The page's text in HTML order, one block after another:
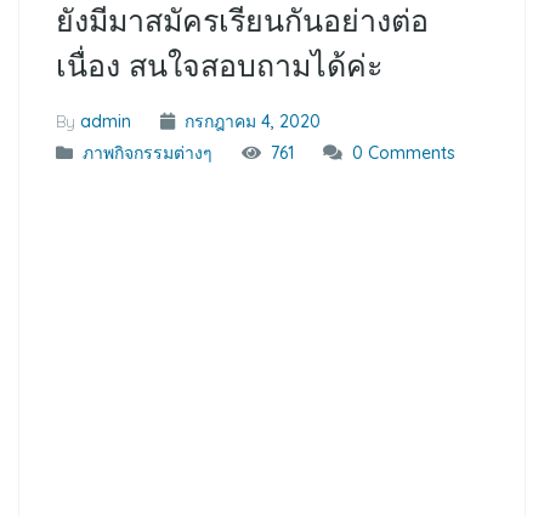
ยังมีมาสมัครเรียนกันอย่างต่อ
เนื่อง สนใจสอบถามได้ค่ะ
By admin
กรกฎาคม 4, 2020
ภาพกิจกรรมต่างๆ
761 0 Comments